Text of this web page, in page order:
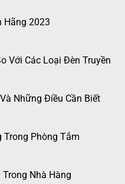
Hãng 2023
Với Các Loại Đèn Truyền
Những Điều Cần Biết
Trong Phòng Tắm
Nhà Hàng